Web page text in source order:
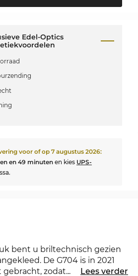
Edel-Optics
voor of op 7 augustus 2026:
en 49 minutenen kies UPS-
bent u briltechnisch gezien
De G704 is in 2021
zodat u met deze bril
... Lees verder